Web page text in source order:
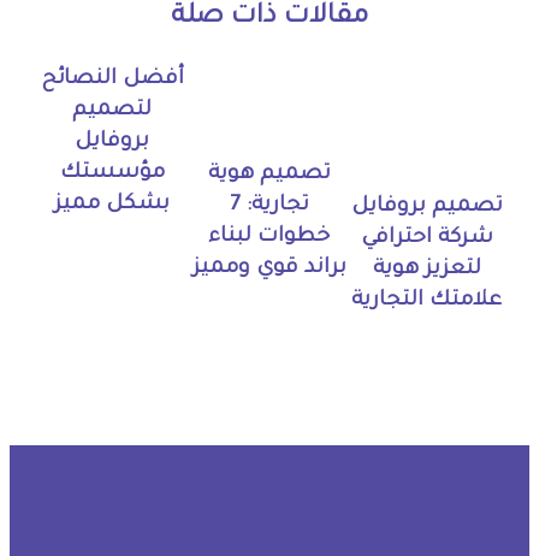
مقالات ذات صلة
تصميم بروفايل
شركة احترافي
لتعزيز هوية
علامتك التجارية
تصميم هوية
تجارية: 7
خطوات لبناء
براند قوي ومميز
أفضل النصائح
لتصميم
بروفايل
مؤسستك
بشكل مميز